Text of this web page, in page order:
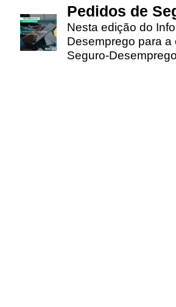
Pedidos de
Nesta edição do
Desemprego para
Seguro-